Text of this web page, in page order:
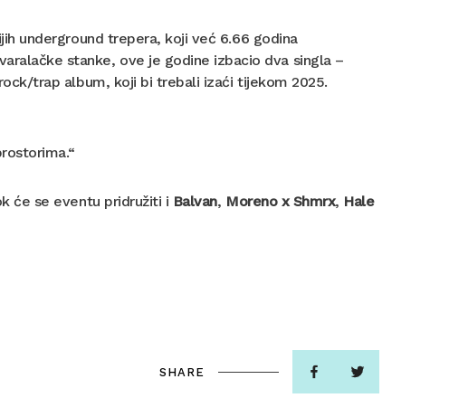
underground trepera, koji već 6.66 godina
stanke, ove je godine izbacio dva singla –
trap album, koji bi trebali izaći tijekom 2025.
će se eventu pridružiti i Balvan, Moreno x Shmrx, Hale
SHARE